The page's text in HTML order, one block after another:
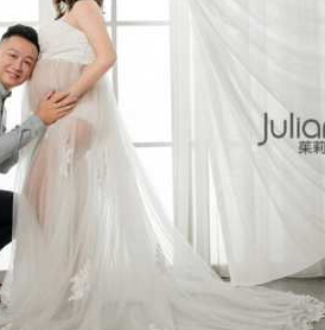
語芳 孕婦照
+
More